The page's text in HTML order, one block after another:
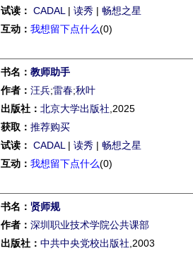
试读： CADAL | 读秀 | 畅想之星
互动： 我想留下点什么(0)
书名： 教师助手
作者： 汪兵;雷春;秋叶
出版社： 北京大学出版社 ,2025
获取： 推荐购买
试读： CADAL | 读秀 | 畅想之星
互动： 我想留下点什么(0)
书名： 贤师规
作者： 深圳职业技术学院公共课部
出版社： 中共中央党校出版社 ,2003